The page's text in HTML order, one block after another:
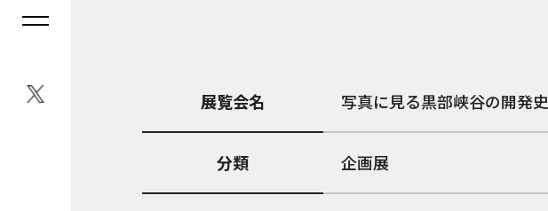
展覧会名 写真に見る黒部峡谷の開発史
分類 企画展